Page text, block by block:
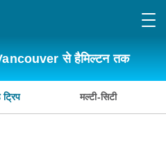
से हैमिल्टन तक
ट्रिप मल्टी-सिटी